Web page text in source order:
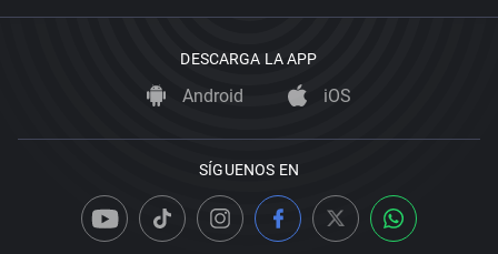
DESCARGA LA APP
Android iOS
SÍGUENOS EN